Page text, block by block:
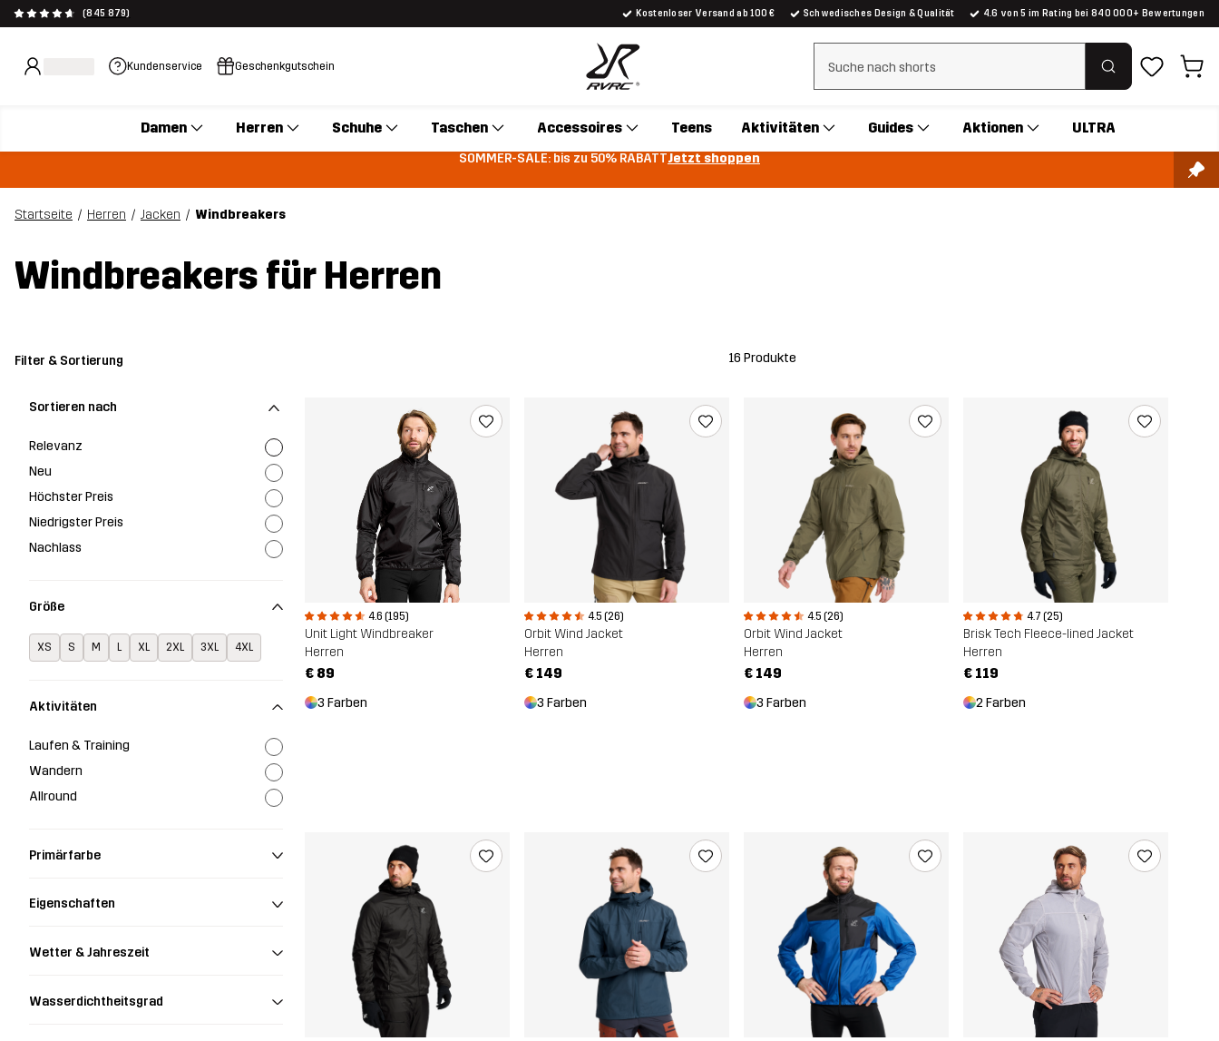
(845 879) Kostenloser Versand ab 100 € Schwedisches Design & Qualität 4.6 von 5 im Rating bei 840 000+ Bewertungen
Kundenservice Geschenkgutschein Suchfilter löschen
Damen Herren Schuhe Taschen Accessoires Teens Aktivitäten Guides Aktionen ULTRA
SOMMER-SALE: bis zu 50% RABATTJetzt shoppen
Startseite Herren Jacken Windbreakers
Windbreakers für Herren
16 Produkte
Filter & Sortierung
Sortieren nach
Relevanz
Neu
Höchster Preis
Niedrigster Preis
Nachlass
Größe
XS S M L XL 2XL 3XL 4XL
Aktivitäten
Laufen & Training
Wandern
Allround
Primärfarbe
Eigenschaften
Wetter & Jahreszeit
Wasserdichtheitsgrad
4.6 (195)
Unit Light Windbreaker
Herren
€ 89
3 Farben
4.5 (26)
Orbit Wind Jacket
Herren
€ 149
3 Farben
4.5 (26)
Orbit Wind Jacket
Herren
€ 149
3 Farben
4.7 (25)
Brisk Tech Fleece-lined Jacket
Herren
€ 119
2 Farben